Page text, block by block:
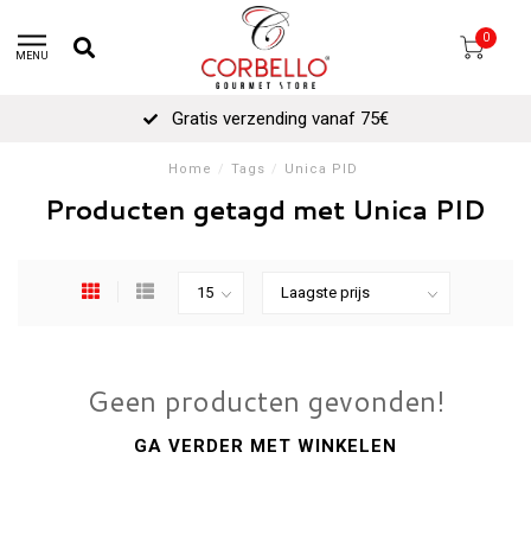
MENU
0
Gratis verzending vanaf 75€
Home / Tags / Unica PID
Producten getagd met Unica PID
Geen producten gevonden!
GA VERDER MET WINKELEN